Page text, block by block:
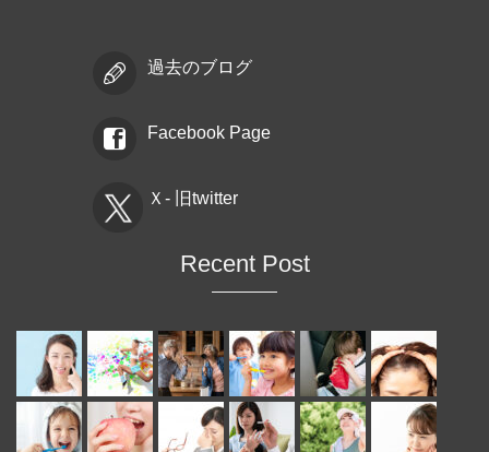
過去のブログ
Facebook Page
Ｘ- 旧twitter
Recent Post